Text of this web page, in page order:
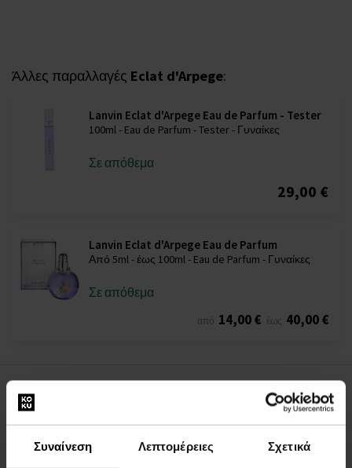
Συναίνεση Λεπτομέρειες Σχετικά
Άλλες παραλλαγές Eclat d'Arpege:
Lanvin Eclat d'Arpege Eau de Parfum - Tester
100ml - Eau de Parfum - Tester - Γυναίκες
Σε απόθεμα
29,00 €
Lanvin Eclat d'Arpege Eau de Parfum
Από 5ml - έως 100ml - Eau de Parfum - Γυναίκες
Σε απόθεμα
από 14,00 € έως 40,00 €
ΠΕΡΙΓΡΑΦΉ
Το Éclat d'Arpége είναι ένα άρωμα με μια νότα θηλυκότητας. Η
θηλυκότητα είναι έκφραση αγάπης, πάθους. Η θηλυκότητα είναι